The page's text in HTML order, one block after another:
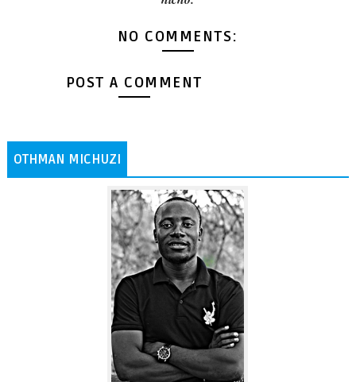
NO COMMENTS:
POST A COMMENT
OTHMAN MICHUZI